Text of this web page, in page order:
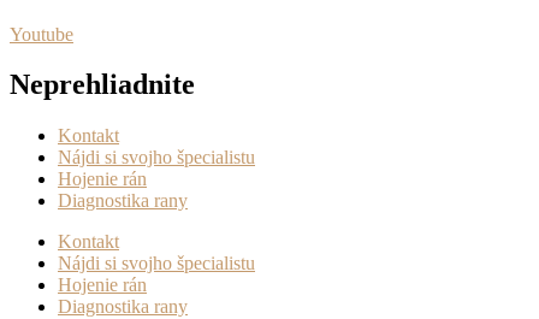
Youtube
Neprehliadnite
Kontakt
Nájdi si svojho špecialistu
Hojenie rán
Diagnostika rany
Kontakt
Nájdi si svojho špecialistu
Hojenie rán
Diagnostika rany